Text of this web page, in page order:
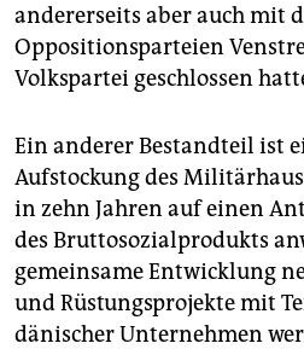
andererseits aber auch mit
Oppositionsparteien
Volkspartei geschlossen
Ein anderer Bestandteil ist
Aufstockung des
in zehn Jahren auf einen
des Bruttosozialprodukts
gemeinsame Entwicklung
und Rüstungsprojekte mit
dänischer Unternehmen